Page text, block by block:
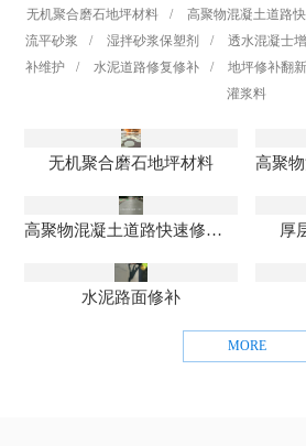
无机聚合磨石地坪材料 / 高聚物混凝土道路
流平砂浆
/ 湿拌砂浆保塑剂 / 透水混凝士
补维护
/ 水泥道路修复修补 / 地坪修补翻
灌浆料
无机聚合磨石地坪材料
高聚物混凝土道路快速修补料 厚
水泥路面修补
MORE